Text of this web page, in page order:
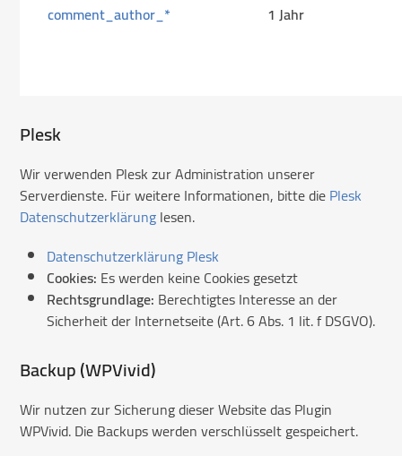
comment_author_* 1 Jahr
Plesk
Wir verwenden Plesk zur Administration unserer
Serverdienste. Für weitere Informationen, bitte diePlesk
Datenschutzerklärunglesen.
Datenschutzerklärung Plesk
Cookies: Es werden keine Cookies gesetzt
Rechtsgrundlage: Berechtigtes Interesse an der
Sicherheit der Internetseite (Art. 6 Abs. 1 lit. f DSGVO).
Backup (WPVivid)
Wir nutzen zur Sicherung dieser Website das Plugin
WPVivid. Die Backups werden verschlüsselt gespeichert.